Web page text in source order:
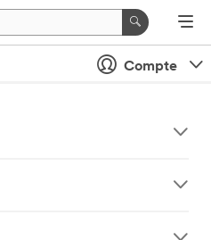
Compte